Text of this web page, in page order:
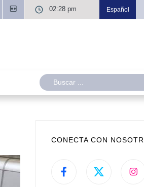
02:28 pm Español
CONECTA CON